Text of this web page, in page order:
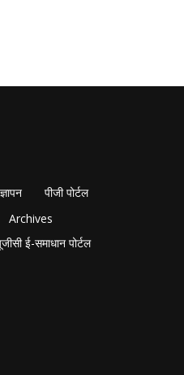
पीजी पोर्टल
Archives
ई-समाधान पोर्टल